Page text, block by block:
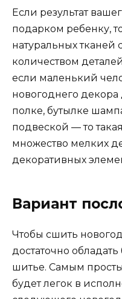
Если результат
подарком ребенку,
натуральных
количеством
если маленький
новогоднего декора
полке, бутылке
подвеской — то
множество мелких
декоративных
Вариант
Чтобы сшить
достаточно
шитье. Самым
будет легок в